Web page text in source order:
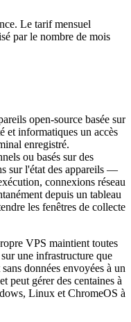
Le tarif mensuel
par le nombre de mois
open-source basée sur
et informatiques un accès
enregistré.
ou basés sur des
sur l'état des appareils —
connexions réseau
depuis un tableau
les fenêtres de collecte
VPS maintient toutes
une infrastructure que
données envoyées à un
peut gérer des centaines à
Linux et ChromeOS à